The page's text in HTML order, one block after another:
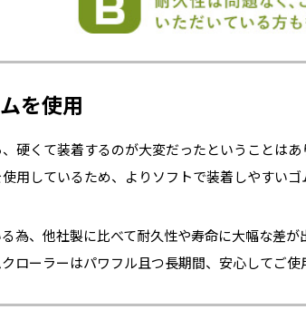
を使用
硬くて装着するのが大変だったということは
用しているため、よりソフトで装着しやすい
為、他社製に比べて耐久性や寿命に大幅な差が
ローラーはパワフル且つ長期間、安心してご使